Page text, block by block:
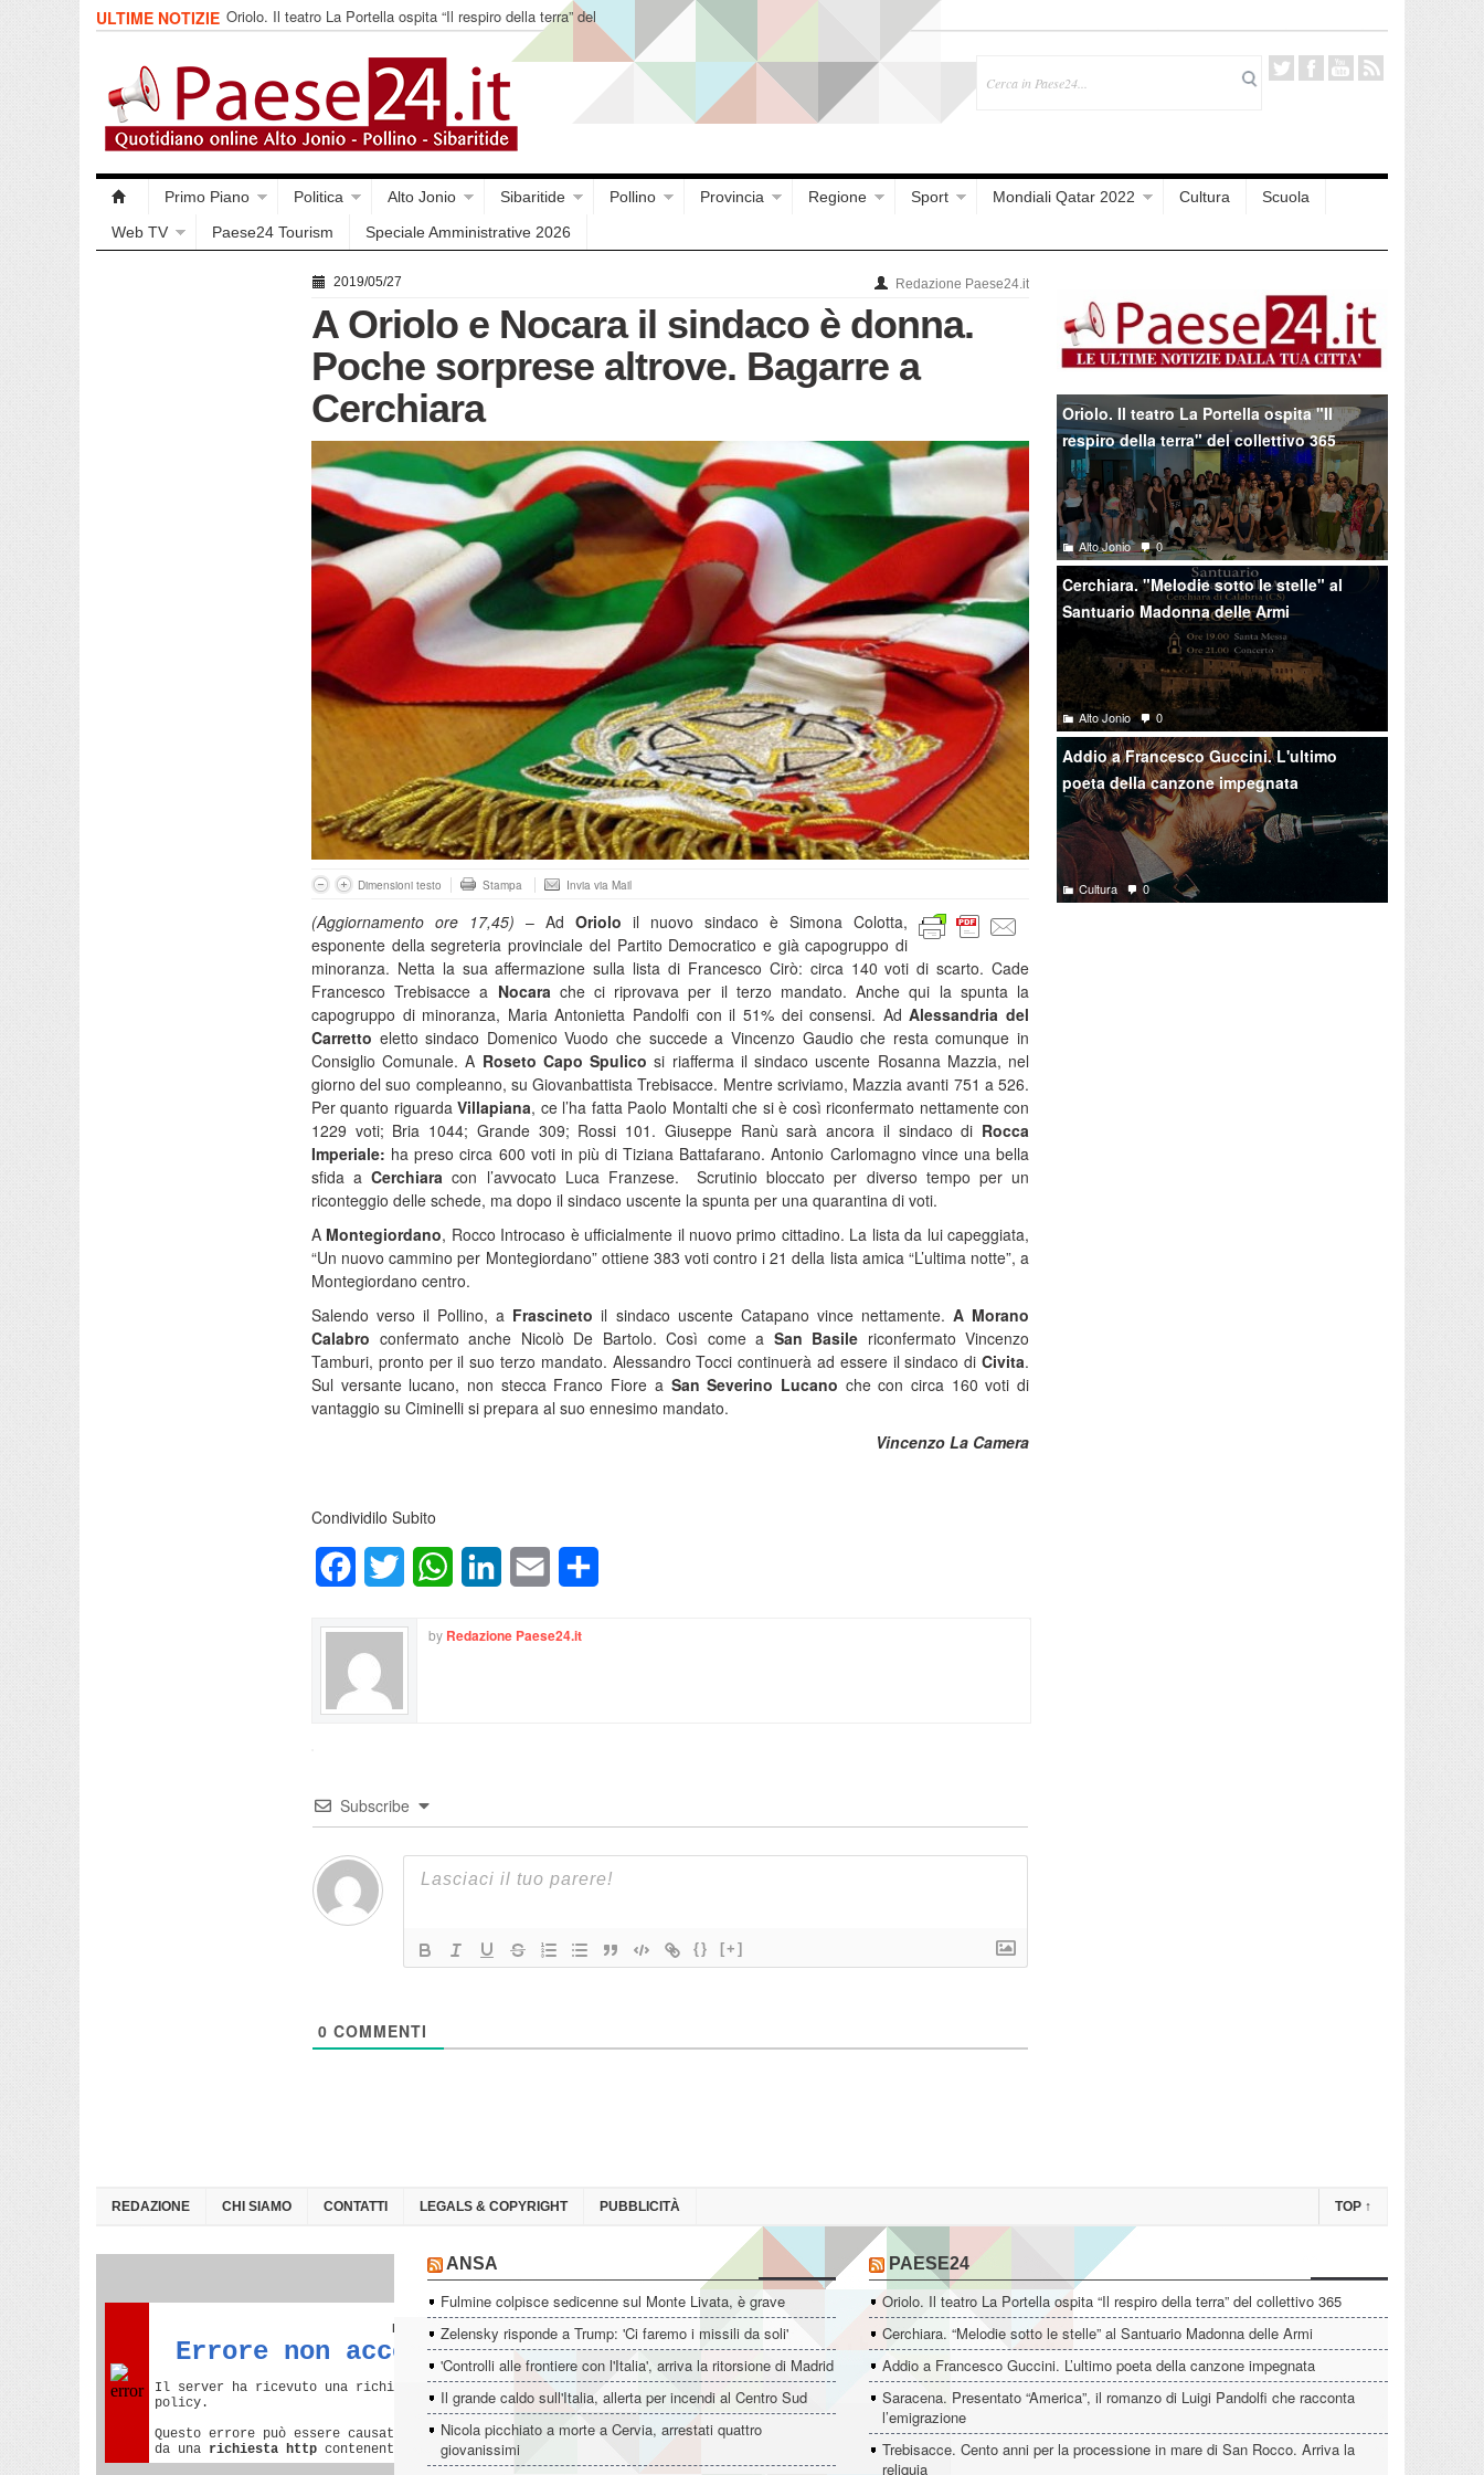
ULTIME NOTIZIE Oriolo. Il teatro La Portella ospita “Il respiro della terra” del
collettivo 365
Primo Piano Politica Alto Jonio Sibaritide Pollino Provincia Regione Sport Mondiali Qatar 2022 Cultura
Scuola
Web TV
Paese24 Tourism Speciale Amministrative 2026
2019/05/27 Redazione Paese24.it
A Oriolo e Nocara il sindaco è donna.
Poche sorprese altrove. Bagarre a
Cerchiara
Dimensioni testo Stampa Invia via Mail
(Aggiornamento ore 17,45) – Ad Oriolo il nuovo sindaco è Simona Colotta,
esponente della segreteria provinciale del Partito Democratico e già capogruppo di
minoranza. Netta la sua affermazione sulla lista di Francesco Cirò: circa 140 voti di scarto. Cade
Francesco Trebisacce a Nocarache ci riprovava per il terzo mandato. Anche qui la spunta la
capogruppo di minoranza, Maria Antonietta Pandolfi con il 51% dei consensi. AdAlessandria del
Carretto eletto sindaco Domenico Vuodo che succede a Vincenzo Gaudio che resta comunque in
Consiglio Comunale. A Roseto Capo Spulico si riafferma il sindaco uscente Rosanna Mazzia, nel
giorno del suo compleanno, su Giovanbattista Trebisacce. Mentre scriviamo, Mazzia avanti 751 a 526.
Per quanto riguardaVillapiana, ce l’ha fatta Paolo Montalti che si è così riconfermato nettamente con
1229 voti; Bria 1044; Grande 309; Rossi 101. Giuseppe Ranù sarà ancora il sindaco di Rocca
Imperiale: ha preso circa 600 voti in più di Tiziana Battafarano. Antonio Carlomagno vince una bella
sfida aCerchiara con l’avvocato Luca Franzese. Scrutinio bloccato per diverso tempo per un
riconteggio delle schede, ma dopo il sindaco uscente la spunta per una quarantina di voti.
A Montegiordano, Rocco Introcaso è ufficialmente il nuovo primo cittadino. La lista da lui capeggiata,
“Un nuovo cammino per Montegiordano” ottiene 383 voti contro i 21 della lista amica “L’ultima notte”, a
Montegiordano centro.
Salendo verso il Pollino, a Frascineto il sindaco uscente Catapano vince nettamente. A Morano
Calabro confermato anche Nicolò De Bartolo. Così come a San Basile riconfermato Vincenzo
Tamburi, pronto per il suo terzo mandato. Alessandro Tocci continuerà ad essere il sindaco di Civita.
Sul versante lucano, non stecca Franco Fiore a San Severino Lucano che con circa 160 voti di
vantaggio su Ciminelli si prepara al suo ennesimo mandato.
Vincenzo La Camera
Condividilo Subito
FacebookTwitter WhatsAppLinkedInEmail
by Redazione Paese24.it
Subscribe
{} [+]
0 COMMENTI
Oriolo. Il teatro La Portella ospita "Il
respiro della terra" del collettivo 365
Alto Jonio 0
Cerchiara. "Melodie sotto le stelle" al
Santuario Madonna delle Armi
Alto Jonio 0
Addio a Francesco Guccini. L'ultimo
poeta della canzone impegnata
Cultura 0
REDAZIONE CHI SIAMO CONTATTI LEGALS & COPYRIGHT PUBBLICITÀ TOP ↑
ANSA
Fulmine colpisce sedicenne sul Monte Livata, è grave
Zelensky risponde a Trump: 'Ci faremo i missili da soli'
'Controlli alle frontiere con l'Italia', arriva la ritorsione di Madrid
Il grande caldo sull'Italia, allerta per incendi al Centro Sud
Nicola picchiato a morte a Cervia, arrestati quattro
giovanissimi
PAESE24
Oriolo. Il teatro La Portella ospita “Il respiro della terra” del collettivo 365
Cerchiara. “Melodie sotto le stelle” al Santuario Madonna delle Armi
Addio a Francesco Guccini. L’ultimo poeta della canzone impegnata
Saracena. Presentato “America”, il romanzo di Luigi Pandolfi che racconta
l’emigrazione
Trebisacce. Cento anni per la processione in mare di San Rocco. Arriva la
reliquia